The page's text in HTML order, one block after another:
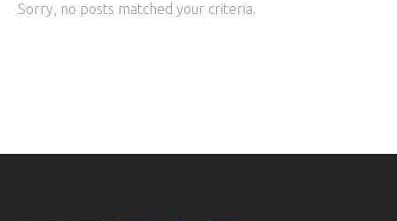
Sorry, no posts matched your criteria.